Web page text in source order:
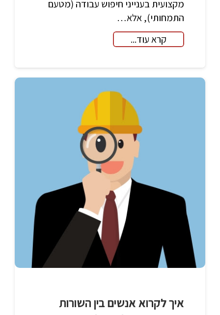
מקצועית בענייני חיפוש עבודה (מטעם
התמחותי), אלא…
קרא עוד...
איך לקרוא אנשים בין השורות